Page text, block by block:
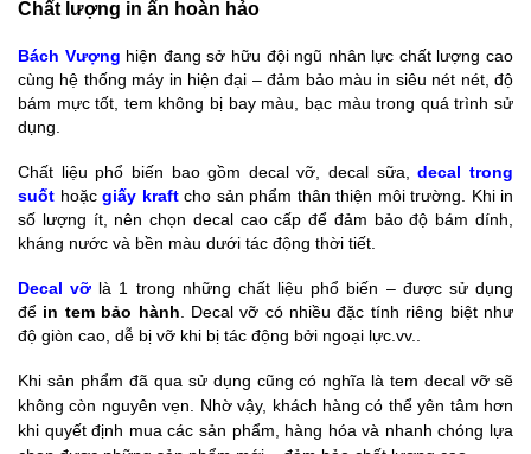
Chất lượng in ấn hoàn hảo
Bách Vượng hiện đang sở hữu đội ngũ nhân lực chất lượng cao
cùng hệ thống máy in hiện đại – đảm bảo màu in siêu nét nét, độ
bám mực tốt, tem không bị bay màu, bạc màu trong quá trình sử
dụng.
Chất liệu phổ biến bao gồm decal vỡ, decal sữa,decal trong
suốt hoặc giấy kraftcho sản phẩm thân thiện môi trường. Khi in
số lượng ít, nên chọn decal cao cấp để đảm bảo độ bám dính,
kháng nước và bền màu dưới tác động thời tiết.
Decal vỡ là 1 trong những chất liệu phổ biến – được sử dụng
để in tem bảo hành . Decal vỡ có nhiều đặc tính riêng biệt như
độ giòn cao, dễ bị vỡ khi bị tác động bởi ngoại lực.vv..
Khi sản phẩm đã qua sử dụng cũng có nghĩa là tem decal vỡ sẽ
không còn nguyên vẹn. Nhờ vậy, khách hàng có thể yên tâm hơn
khi quyết định mua các sản phẩm, hàng hóa và nhanh chóng lựa